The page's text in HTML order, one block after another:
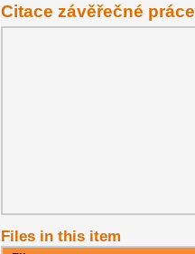
Citace závěřečné práce
Files in this item